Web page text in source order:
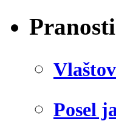
Posel